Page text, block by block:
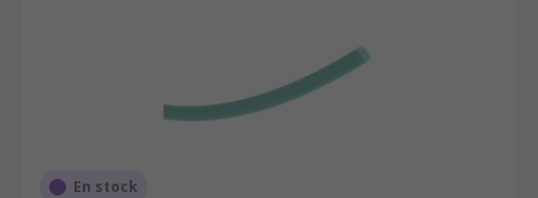
En stock